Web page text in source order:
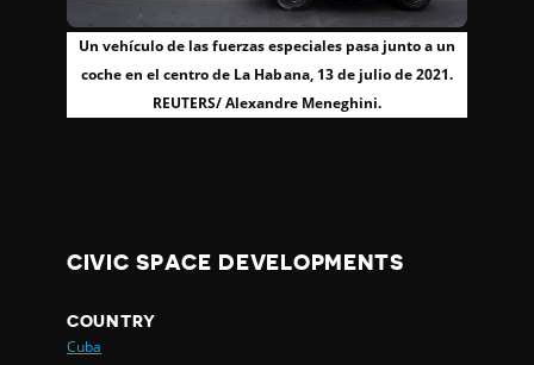
Un vehículo de las fuerzas especiales pasa junto a un
coche en el centro de La Habana, 13 de julio de 2021.
REUTERS/ Alexandre Meneghini.
CIVIC SPACE DEVELOPMENTS
COUNTRY
Cuba